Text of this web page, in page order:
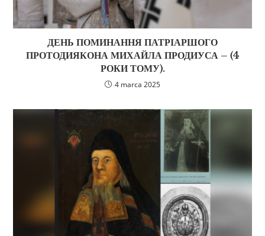
ДЕНЬ ПОМИНАННЯ ПАТРІАРШОГО
ПРОТОДИЯКОНА МИХАЙЛА ПРОДИУСА – (4
РОКИ ТОМУ).
4 marca 2025